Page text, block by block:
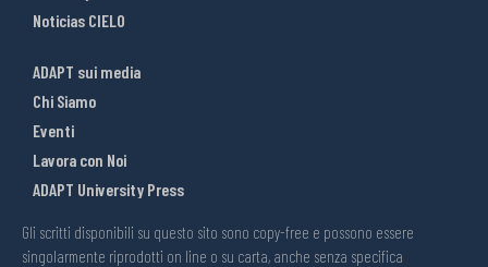
Noticias CIELO
ADAPT sui media
Chi Siamo
Eventi
Lavora con Noi
ADAPT University Press
Gli scritti disponibili su questo sito sono copy-free e possono essere
singolarmente riprodotti on line o su carta, anche senza specifica